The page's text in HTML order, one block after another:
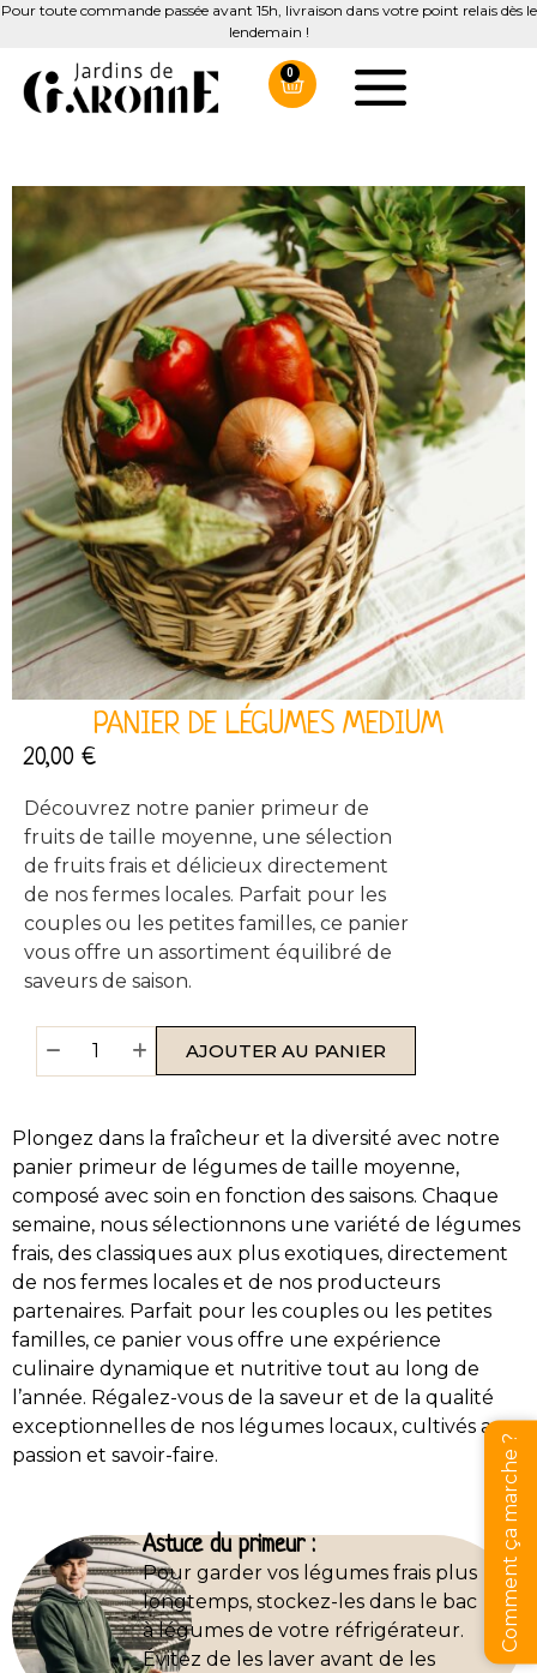
Pour toute commande passée avant 15h, livraison dans votre point relais dès le
lendemain !
0
PANIER DE LÉGUMES MEDIUM
20,00 €
Découvrez notre panier primeur de
fruits de taille moyenne, une sélection
de fruits frais et délicieux directement
de nos fermes locales. Parfait pour les
couples ou les petites familles, ce panier
vous offre un assortiment équilibré de
saveurs de saison.
AJOUTER AU PANIER
Plongez dans la fraîcheur et la diversité avec notre
panier primeur de légumes de taille moyenne,
composé avec soin en fonction des saisons. Chaque
semaine, nous sélectionnons une variété de légumes
frais, des classiques aux plus exotiques, directement
de nos fermes locales et de nos producteurs
partenaires. Parfait pour les couples ou les petites
familles, ce panier vous offre une expérience
culinaire dynamique et nutritive tout au long de
l’année. Régalez-vous de la saveur et de la qualité
exceptionnelles de nos légumes locaux, cultivés avec
passion et savoir-faire.
Astuce du primeur :
Pour garder vos légumes frais plus
longtemps, stockez-les dans le bac
à légumes de votre réfrigérateur.
Évitez de les laver avant de les
Comment ça marche ?